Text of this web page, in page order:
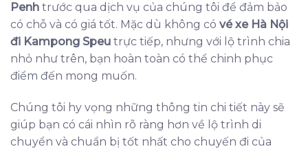
Penh trước qua dịch vụ của chúng tôi để đảm bảo
có chỗ và có giá tốt. Mặc dù không có vé xe Hà Nội
đi Kampong Speu trực tiếp, nhưng với lộ trình chia
nhỏ như trên, bạn hoàn toàn có thể chinh phục
điểm đến mong muốn.
Chúng tôi hy vọng những thông tin chi tiết này sẽ
giúp bạn có cái nhìn rõ ràng hơn về lộ trình di
chuyển và chuẩn bị tốt nhất cho chuyến đi của